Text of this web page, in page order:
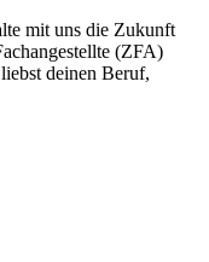
mit uns die Zukunft
(ZFA)
deinen Beruf,